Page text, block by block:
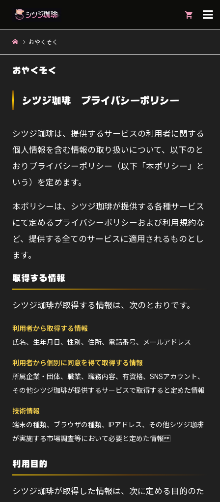

おやくそく
おやくそく
シツジ珈琲 プライバシーポリシー
シツジ珈琲は、提供するサービスの利用者に関する
個人情報を含む情報の取り扱いについて、以下のと
おりプライバシーポリシー（以下「本ポリシー」と
いう）を定めます。
本ポリシーは、シツジ珈琲が提供する各種サービス
にて定めるプライバシーポリシーおよび利用規約な
ど、提供する全てのサービスに適用されるものとし
ます。
取得する情報
シツジ珈琲が取得する情報は、次のとおりです。
利用者から取得する情報
氏名、生年月日、性別、住所、電話番号、メールアドレス
利用者から個別に同意を得て取得する情報
所属企業・団体、職業、職務内容、有資格、SNSアカウント、
その他シツジ珈琲が提供するサービスで取得すると定めた情報
技術情報
端末の種類、ブラウザの種類、IPアドレス、その他シツジ珈琲
が実施する市場調査等において必要と定めた情報
利用目的
シツジ珈琲が取得した情報は、次に定める目的のた